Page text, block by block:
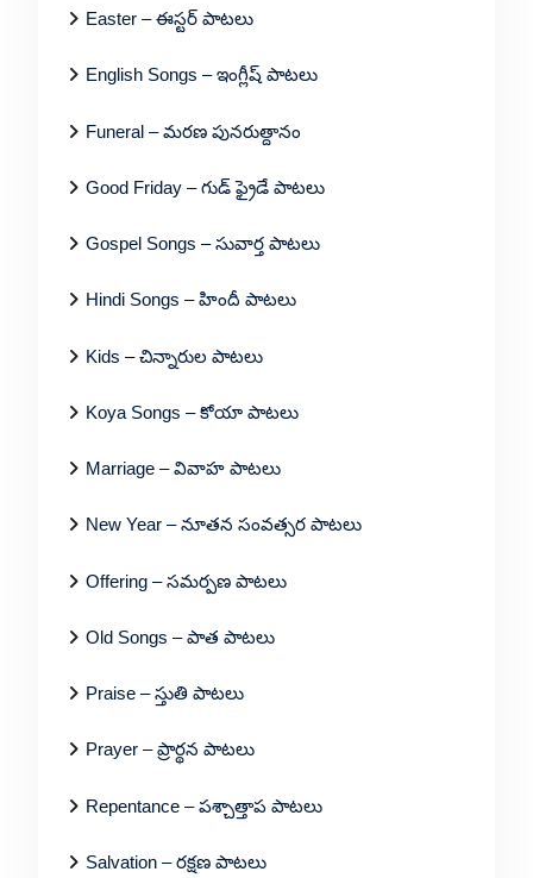
Easter – ఈస్టర్ పాటలు
English Songs – ఇంగ్లీష్ పాటలు
Funeral – మరణ పునరుత్దానం
Good Friday – గుడ్ ఫ్రైడే పాటలు
Gospel Songs – సువార్త పాటలు
Hindi Songs – హిందీ పాటలు
Kids – చిన్నారుల పాటలు
Koya Songs – కోయా పాటలు
Marriage – వివాహ పాటలు
New Year – నూతన సంవత్సర పాటలు
Offering – సమర్పణ పాటలు
Old Songs – పాత పాటలు
Praise – స్తుతి పాటలు
Prayer – ప్రార్థన పాటలు
Repentance – పశ్చాత్తాప పాటలు
Salvation – రక్షణ పాటలు